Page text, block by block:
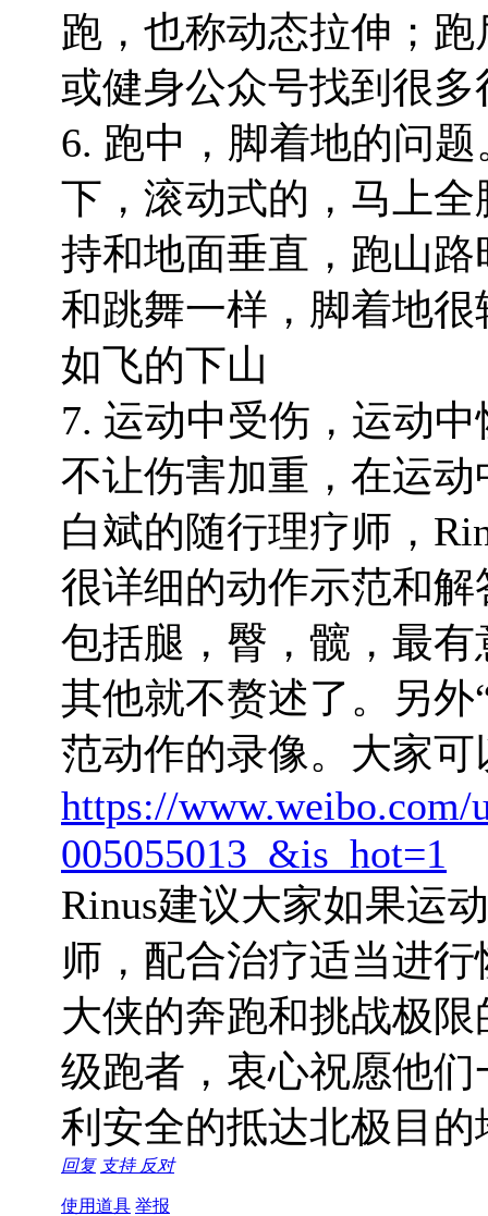
跑，也称动态拉伸；
或健身公众号找到很
6. 跑中，脚着地的问
下，滚动式的，马上
持和地面垂直，跑山
和跳舞一样，脚着地
如飞的下山
7. 运动中受伤，运动
不让伤害加重，在运
白斌的随行理疗师，
很详细的动作示范和
包括腿，臀，髋，最
其他就不赘述了。另外
范动作的录像。大家可
https://www.weibo.com/
005055013_&is_hot=1
Rinus建议大家如果运
师，配合治疗适当进
大侠的奔跑和挑战极
级跑者，衷心祝愿他
利安全的抵达北极目的
回复 支持 反对
使用道具 举报